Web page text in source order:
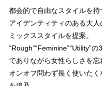
都会的で自由なスタイルを
アイデンティティのある大
ミックススタイルを提案。
“Rough”“Feminine”“Utility”
でありながら女性らしさを忘
オンオフ問わず長く使いた